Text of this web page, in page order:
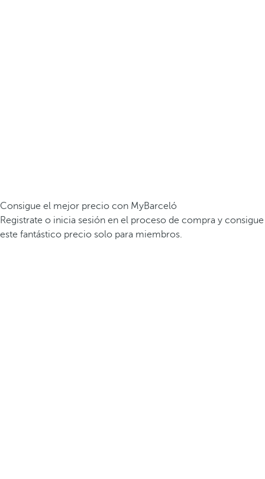
Consigue el mejor precio con MyBarceló
Registrate o inicia sesión en el proceso de compra y consigue
este fantástico precio solo para miembros.